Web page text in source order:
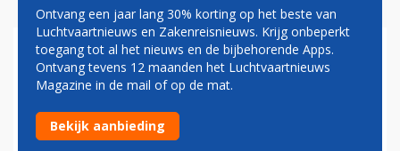
BOEING ZAMELT GELD IN
VOOR GETROFFEN GEBIEDEN
V.S.
Ontvang een jaar lang 30% korting op het beste van
Luchtvaartnieuws en Zakenreisnieuws. Krijg onbeperkt
toegang tot al het nieuws en de bijbehorende Apps.
Ontvang tevens 12 maanden het Luchtvaartnieuws
Magazine in de mail of op de mat.
Bekijk aanbieding